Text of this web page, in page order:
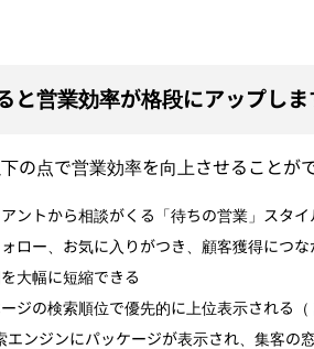
と営業効率が格段にアップしま
の点で営業効率を向上させることがで
ントから相談がくる「待ちの営業」スタイ
ロー、お気に入りがつき、顧客獲得につな
大幅に短縮できる
ジの検索順位で優先的に上位表示される（
ンジンにパッケージが表示され、集客の